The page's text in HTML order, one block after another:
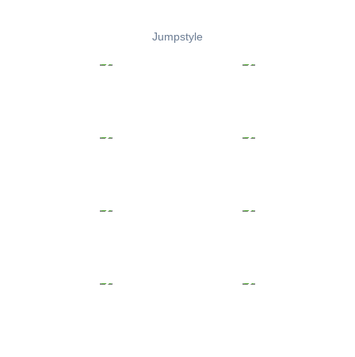
Jumpstyle